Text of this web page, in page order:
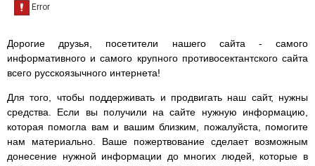
Дорогие друзья, посетители нашего сайта - самого
информативного и самого крупного противосектантского сайта
всего русскоязычного интернета!
Для того, чтобы поддерживать и продвигать наш сайт, нужны
средства. Если вы получили на сайте нужную информацию,
которая помогла вам и вашим близким, пожалуйста, помогите
нам материально. Ваше пожертвование сделает возможным
донесение нужной информации до многих людей, которые в